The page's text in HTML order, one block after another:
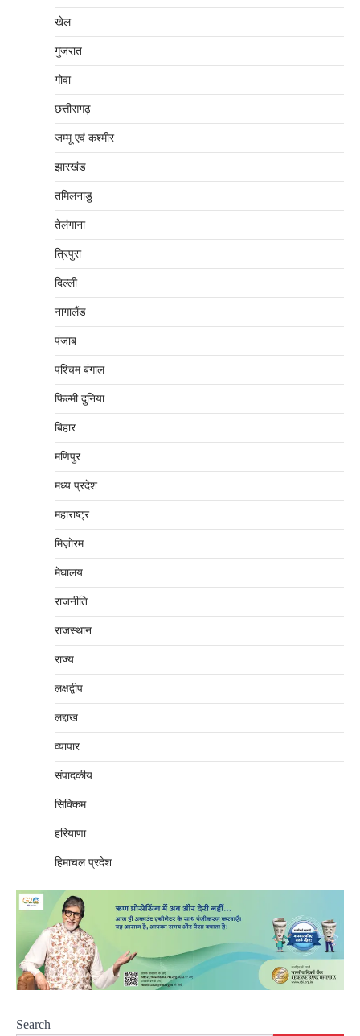
खेल
गुजरात
गोवा
छत्तीसगढ़
जम्‍मू एवं कश्‍मीर
झारखंड
तमिलनाडु
तेलंगाना
त्रिपुरा
दिल्‍ली
नागालैंड
पंजाब
पश्चिम बंगाल
फिल्मी दुनिया
बिहार
मणिपुर
मध्‍य प्रदेश
महाराष्‍ट्र
मिज़ोरम
मेघालय
राजनीति
राजस्थान
राज्य
लक्षद्वीप
लद्दाख
व्यापार
संपादकीय
सिक्किम
हरियाणा
हिमाचल प्रदेश
Search